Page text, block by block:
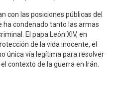
con las posiciones públicas del
condenado tanto las armas
El papa León XIV, en
de la vida inocente, el
única vía legítima para resolver
contexto de la guerra en Irán.